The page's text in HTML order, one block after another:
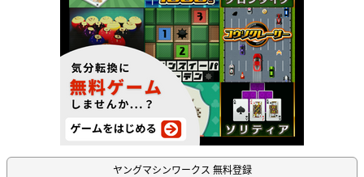
ヤングマシンワークス 無料登録